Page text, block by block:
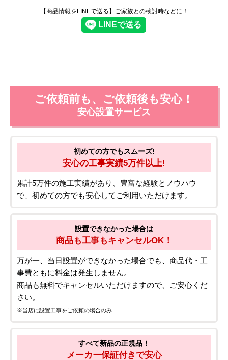
【商品情報をLINEで送る】ご家族との検討時などに！
ご依頼前も、ご依頼後も安心！
安心設置サービス
初めての方でもスムーズ!
安心の工事実績5万件以上!
累計5万件の施工実績があり、豊富な経験とノウハウ
で、初めての方でも安心してご利用いただけます。
設置できなかった場合は
商品も工事もキャンセルOK！
万が一、当日設置ができなかった場合でも、商品代・工
事費ともに料金は発生しません。
商品も無料でキャンセルいただけますので、ご安心くだ
さい。
※当店に設置工事をご依頼の場合のみ
すべて新品の正規品！
メーカー保証付きで安心